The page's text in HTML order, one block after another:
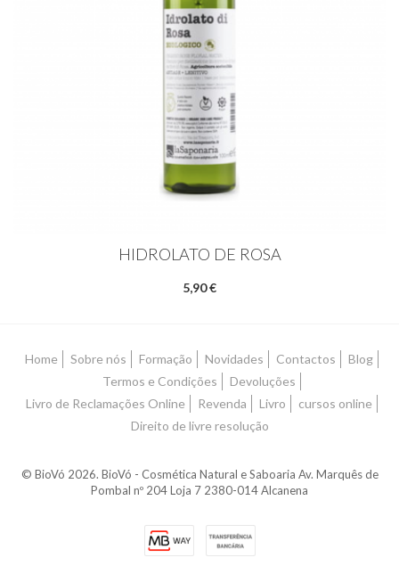
HIDROLATO DE ROSA
5,90 €
Home Sobre nós Formação Novidades Contactos
Blog
Termos e Condições
Devoluções
Livro de Reclamações Online
Revenda Livro
cursos online
Direito de livre resolução
© BioVó 2026. BioVó - Cosmética Natural e Saboaria Av. Marquês de
Pombal nº 204 Loja 7 2380-014 Alcanena